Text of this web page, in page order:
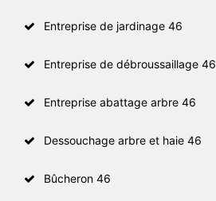
Entreprise de jardinage 46
Entreprise de débroussaillage 46
Entreprise abattage arbre 46
Dessouchage arbre et haie 46
Bûcheron 46